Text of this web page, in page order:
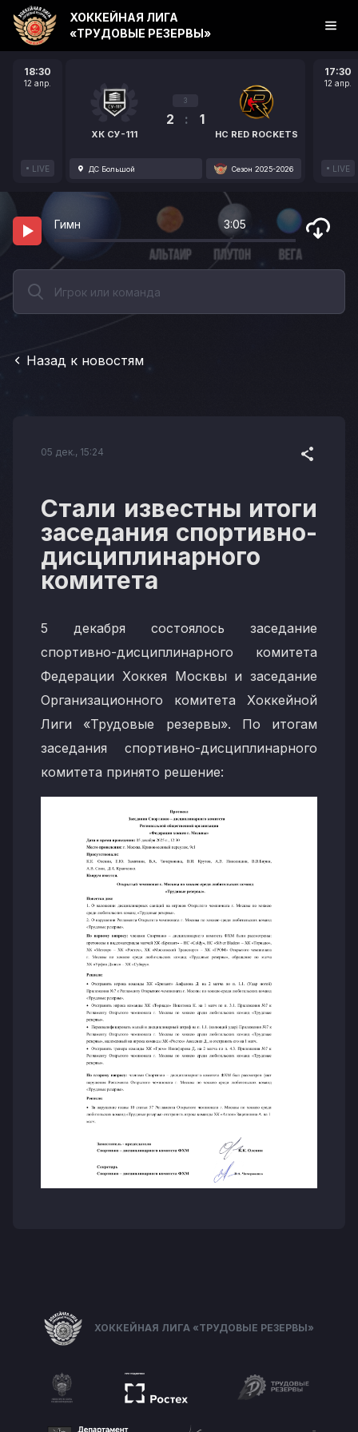
18:30
12 апр.
LIVE
ХК СУ-111
3
2 : 1
HC RED ROCKETS
ДС Большой Сезон 2025-2026
17:30
12 апр.
LIVE
ХОККЕЙНАЯ ЛИГА
«ТРУДОВЫЕ РЕЗЕРВЫ»
Гимн 3:05
Назад к новостям
05 дек., 15:24
Стали известны итоги
заседания спортивно-
дисциплинарного
комитета
5 декабря состоялось заседание
спортивно-дисциплинарного комитета
Федерации Хоккея Москвы и заседание
Организационного комитета Хоккейной
Лиги «Трудовые резервы». По итогам
заседания спортивно-дисциплинарного
комитета принято решение:
ХОККЕЙНАЯ ЛИГА «ТРУДОВЫЕ РЕЗЕРВЫ»